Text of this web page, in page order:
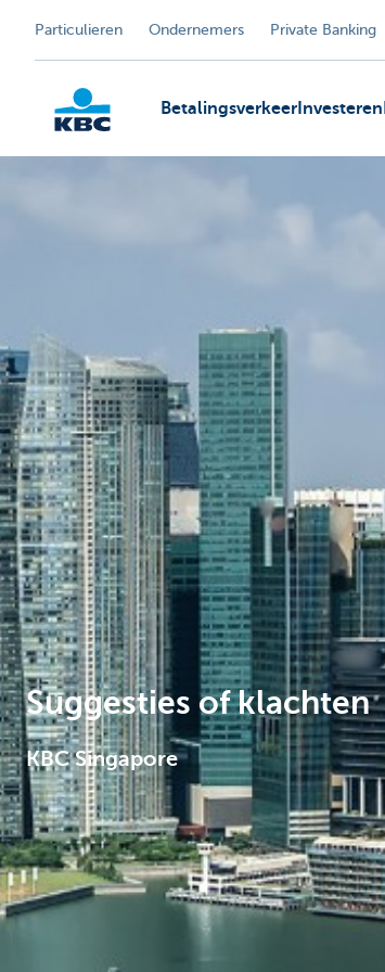
Particulieren Ondernemers Private Banking
Corporate
Betalingsverkeer Investeren
Suggesties of klachten
KBC Singapore